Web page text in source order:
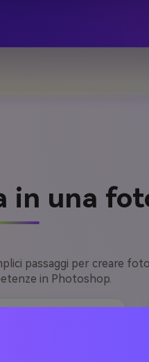
in una
passaggi per creare
in Photoshop.